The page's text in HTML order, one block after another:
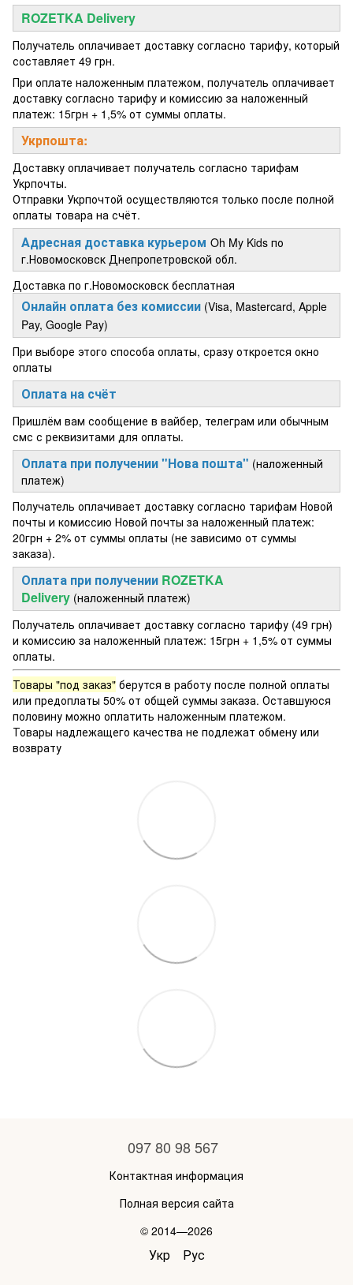
ROZETKA Delivery
Получатель оплачивает доставку согласно тарифу, который
составляет 49 грн.
При оплате наложенным платежом, получатель оплачивает
доставку согласно тарифу и комиссию за наложенный
платеж: 15грн + 1,5% от суммы оплаты.
Укрпошта:
Доставку оплачивает получатель согласно тарифам
Укрпочты.
Отправки Укрпочтой осуществляются только после полной
оплаты товара на счёт.
Адресная доставка курьером Oh My Kids по
г.Новомосковск Днепропетровской обл.
Доставка по г.Новомосковск бесплатная
Онлайн оплата без комиссии (Visa, Mastercard, Apple
Pay, Google Pay)
При выборе этого способа оплаты, сразу откроется окно
оплаты
Оплата на счёт
Пришлём вам сообщение в вайбер, телеграм или обычным
смс с реквизитами для оплаты.
Оплата при получении "Нова пошта" (наложенный
платеж)
Получатель оплачивает доставку согласно тарифам Новой
почты и комиссию Новой почты за наложенный платеж:
20грн + 2% от суммы оплаты (не зависимо от суммы
заказа).
Оплата при получении ROZETKA
Delivery (наложенный платеж)
Получатель оплачивает доставку согласно тарифу (49 грн)
и комиссию за наложенный платеж: 15грн + 1,5% от суммы
оплаты.
Товары "под заказ" берутся в работу после полной оплаты
или предоплаты 50% от общей суммы заказа. Оставшуюся
половину можно оплатить наложенным платежом.
Товары надлежащего качества не подлежат обмену или
возврату
097 80 98 567
Контактная информация
Полная версия сайта
© 2014—2026
Укр Рус